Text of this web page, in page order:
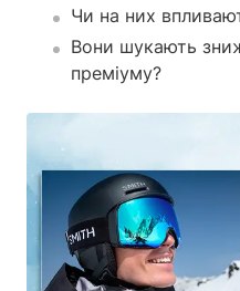
Чи на них
Вони шукають
преміуму?